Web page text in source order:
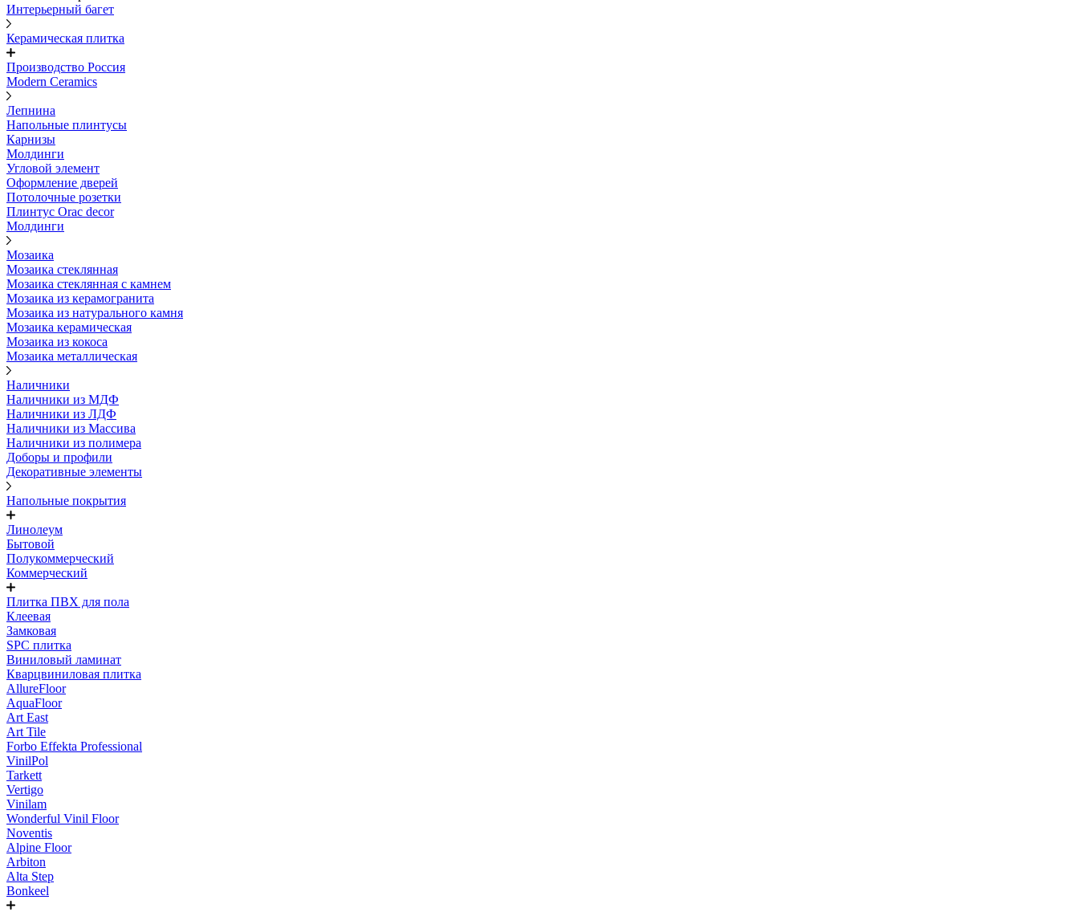
Интерьерный багет
Керамическая плитка
Производство Россия
Modern Ceramics
Лепнина
Напольные плинтусы
Карнизы
Молдинги
Угловой элемент
Оформление дверей
Потолочные розетки
Плинтус Orac decor
Молдинги
Мозаика
Мозаика стеклянная
Мозаика стеклянная с камнем
Мозаика из керамогранита
Мозаика из натурального камня
Мозаика керамическая
Мозаика из кокоса
Мозаика металлическая
Наличники
Наличники из МДФ
Наличники из ЛДФ
Наличники из Массива
Наличники из полимера
Доборы и профили
Декоративные элементы
Напольные покрытия
Линолеум
Бытовой
Полукоммерческий
Коммерческий
Плитка ПВХ для пола
Клеевая
Замковая
SPC плитка
Виниловый ламинат
Кварцвиниловая плитка
AllureFloor
AquaFloor
Art East
Art Tile
Forbo Effekta Professional
VinilPol
Tarkett
Vertigo
Vinilam
Wonderful Vinil Floor
Noventis
Alpine Floor
Arbiton
Alta Step
Bonkeel